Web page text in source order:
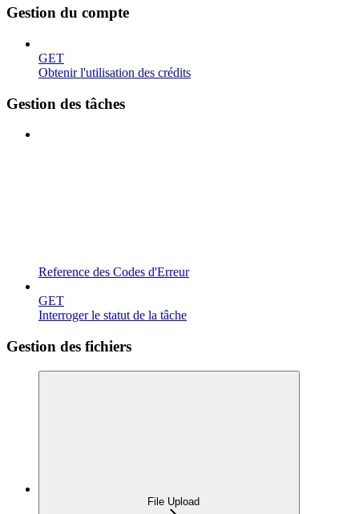
Gestion du compte
GET
Obtenir l'utilisation des crédits
Gestion des tâches
Reference des Codes d'Erreur
GET
Interroger le statut de la tâche
Gestion des fichiers
File Upload